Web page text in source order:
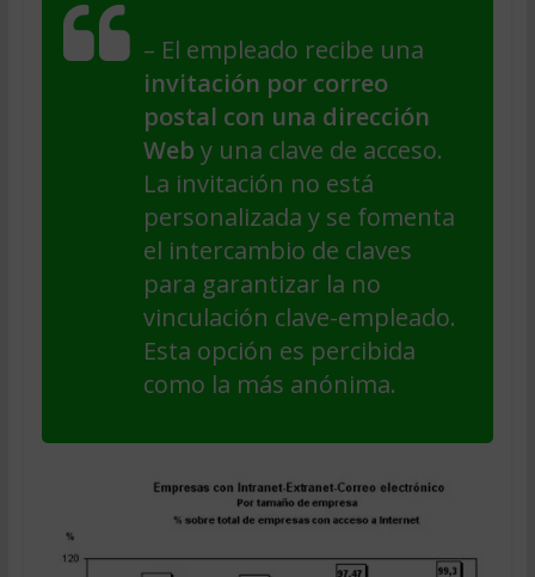
– El empleado recibe una
invitación por correo
postal con una dirección
Web y una clave de acceso.
La invitación no está
personalizada y se fomenta
el intercambio de claves
para garantizar la no
vinculación clave-empleado.
Esta opción es percibida
como la más anónima.